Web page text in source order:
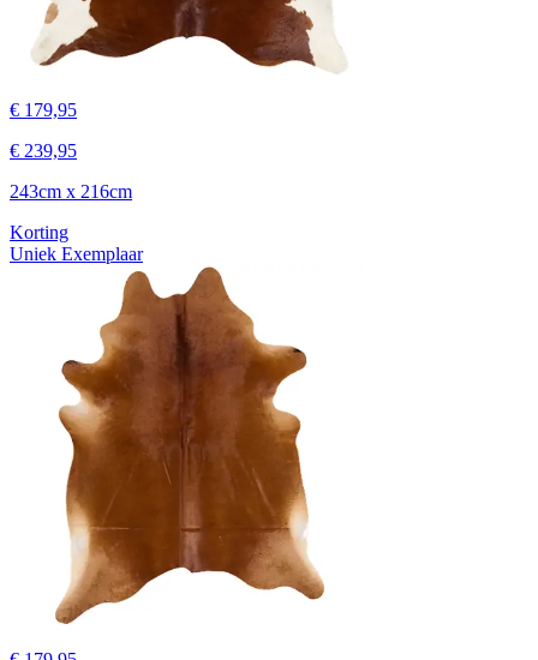
€ 179,95
€ 239,95
243cm x 216cm
Korting
Uniek Exemplaar